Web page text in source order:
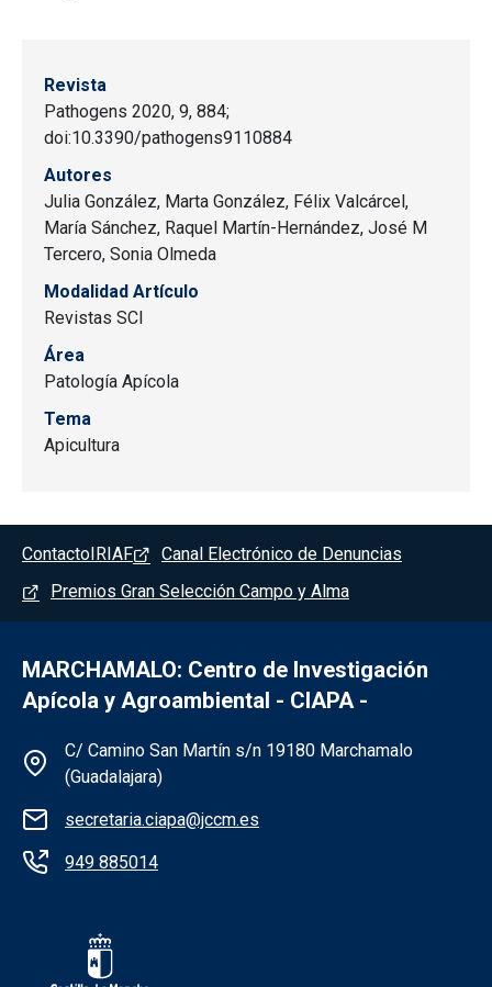
Revista
Pathogens 2020, 9, 884;
doi:10.3390/pathogens9110884
Autores
Julia González, Marta González, Félix Valcárcel,
María Sánchez, Raquel Martín-Hernández, José M
Tercero, Sonia Olmeda
Modalidad Artículo
Revistas SCI
Área
Patología Apícola
Tema
Apicultura
Pie de página - Marchamalo
Contacto IRIAF
Canal Electrónico de Denuncias
Premios Gran Selección Campo y Alma
MARCHAMALO: Centro de Investigación
Apícola y Agroambiental - CIAPA -
Información de la institución -
C/ Camino San Martín s/n 19180 Marchamalo
(Guadalajara)
secretaria.ciapa@jccm.es
949 885014